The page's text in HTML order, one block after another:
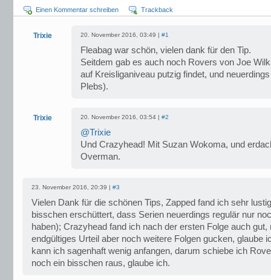
Einen Kommentar schreiben Trackback
Trixie 20. November 2016, 03:49 | #1
Fleabag war schön, vielen dank für den Tip.
Seitdem gab es auch noch Rovers von Joe
auf Kreisliganiveau putzig findet, und
Plebs).
Trixie 20. November 2016, 03:54 | #2
@Trixie
Und Crazyhead! Mit Suzan Wokoma, und
Overman.
23. November 2016, 20:39 | #3
Vielen Dank für die schönen Tips, Zapped fand ich sehr
bisschen erschüttert, dass Serien neuerdings regulär nur
haben); Crazyhead fand ich nach der ersten Folge auch gut,
endgültiges Urteil aber noch weitere Folgen gucken, glaube
kann ich sagenhaft wenig anfangen, darum schiebe ich
noch ein bisschen raus, glaube ich.